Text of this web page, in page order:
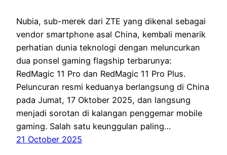
Nubia, sub-merek dari ZTE yang dikenal sebagai
vendor smartphone asal China, kembali menarik
perhatian dunia teknologi dengan meluncurkan
dua ponsel gaming flagship terbarunya:
RedMagic 11 Pro dan RedMagic 11 Pro Plus.
Peluncuran resmi keduanya berlangsung di China
pada Jumat, 17 Oktober 2025, dan langsung
menjadi sorotan di kalangan penggemar mobile
gaming. Salah satu keunggulan paling…
21 October 2025